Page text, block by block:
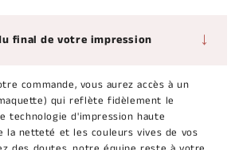
final de votre impression →
commande, vous aurez accès à un
qui reflète fidèlement le
technologie d'impression haute
la netteté et les couleurs vives de vos